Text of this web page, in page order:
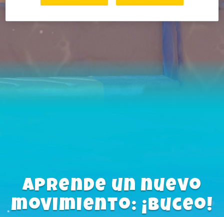
Aprende un nuevo
movimiento: ¡Buceo!